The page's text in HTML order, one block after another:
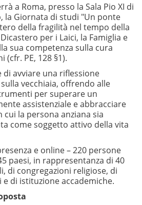
a Roma, presso la Sala Pio XI di
la Giornata di studi "Un ponte
della fragilità nel tempo della
per i Laici, la Famiglia e
sua competenza sulla cura
(cfr. PE, 128 §1).
avviare una riflessione
vecchiaia, offrendo alle
per superare un
assistenziale e abbracciare
la persona anziana sia
come soggetto attivo della vita
e online – 220 persone
paesi, in rappresentanza di 40
di congregazioni religiose, di
e di istituzione accademiche.